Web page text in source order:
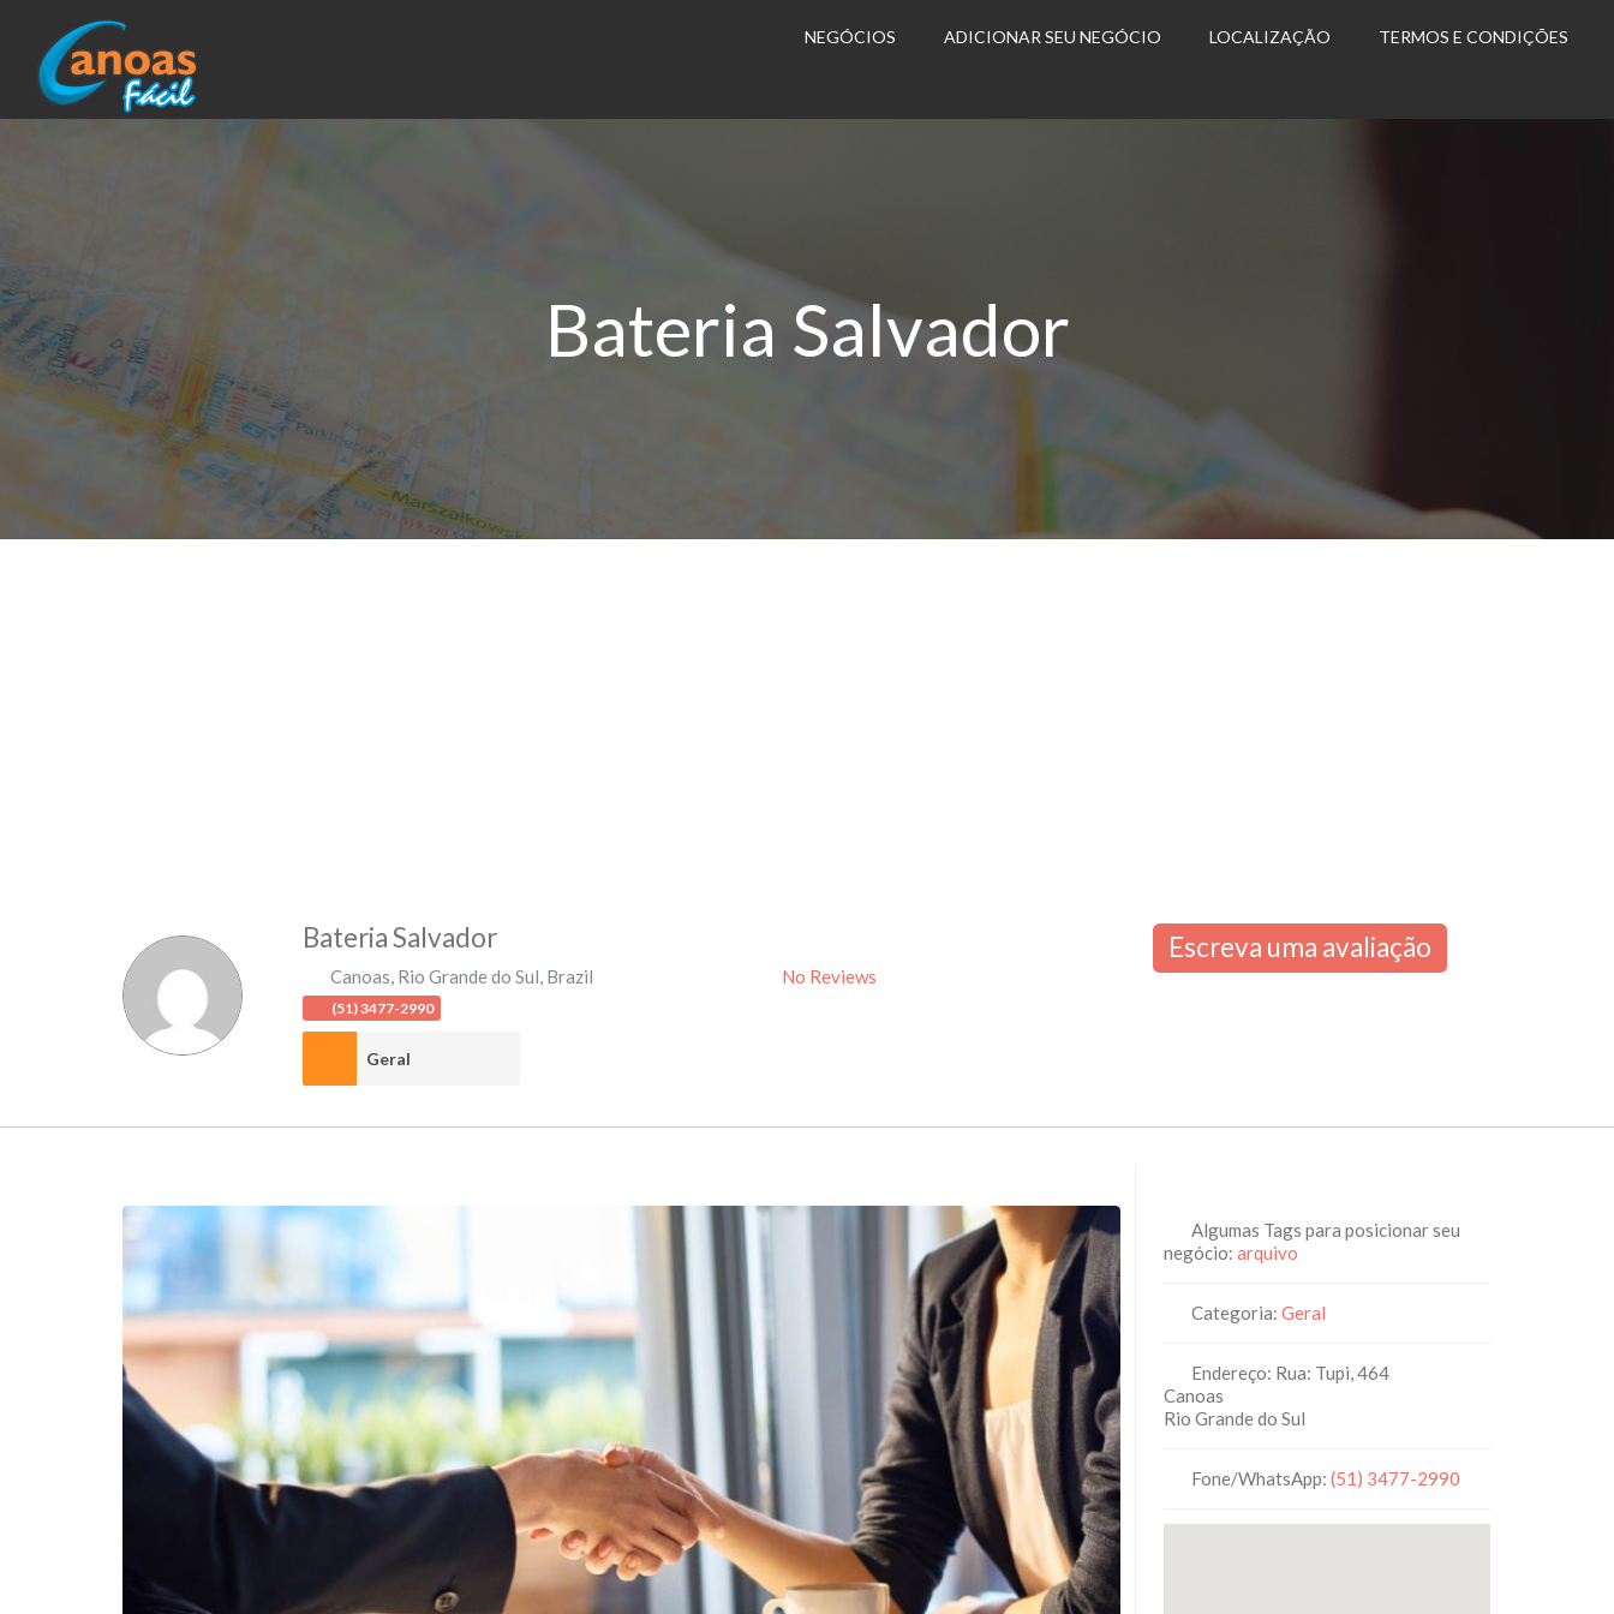
NEGÓCIOS ADICIONAR SEU NEGÓCIO LOCALIZAÇÃO TERMOS E CONDIÇÕES
Bateria Salvador
Bateria Salvador
Canoas, Rio Grande do Sul, Brazil No Reviews
(51) 3477-2990
Geral
Escreva uma avaliação
Algumas Tags para posicionar seu
negócio:arquivo
Categoria:Geral
Endereço: Rua: Tupi, 464
Canoas
Rio Grande do Sul
Fone/WhatsApp:(51) 3477-2990